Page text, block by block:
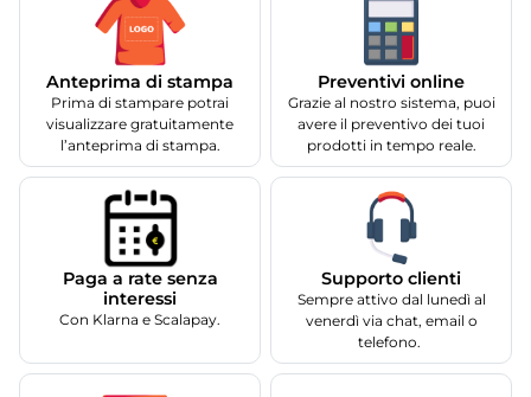
Anteprima di stampa
Prima di stampare potrai
visualizzare gratuitamente
l’anteprima di stampa.
Preventivi online
Grazie al nostro sistema, puoi
avere il preventivo dei tuoi
prodotti in tempo reale.
Paga a rate senza
interessi
Con Klarna e Scalapay.
Supporto clienti
Sempre attivo dal lunedì al
venerdì via chat, email o
telefono.